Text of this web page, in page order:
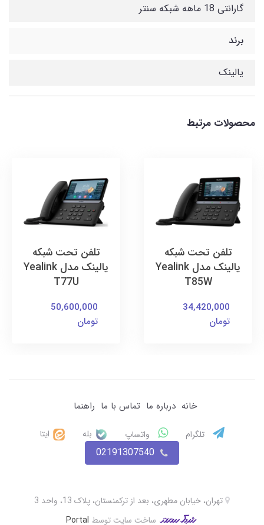
گارانتی 18 ماهه شبکه سنتر
برند
یالینک
محصولات مرتبط
تلفن تحت شبکه
یالینک مدل Yealink
T85W
34,420,000
تومان
تلفن تحت شبکه
یالینک مدل Yealink
T77U
50,600,000
تومان
خانه درباره ما تماس با ما راهنما
تلگرام واتساپ بله ایتا
02191307540
ساخت سایت توسط Portal
تهران، خیابان مطهری، بعد از ترکمنستان، پلاک 13، واحد 3